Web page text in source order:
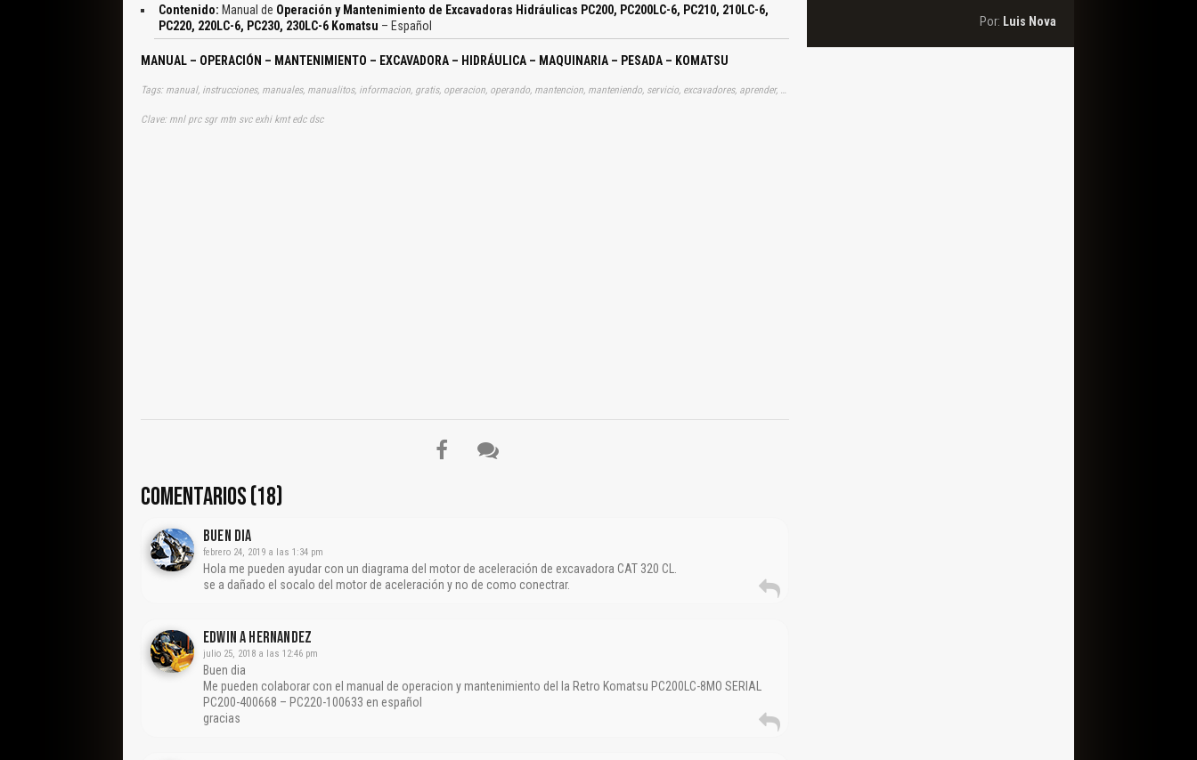
Contenido: Manual de Operación y Mantenimiento de Excavadoras Hidráulicas PC200, PC200LC-6, PC210, 210LC-6,
PC220, 220LC-6, PC230, 230LC-6 Komatsu – Español
MANUAL – OPERACIÓN – MANTENIMIENTO – EXCAVADORA – HIDRÁULICA – MAQUINARIA – PESADA – KOMATSU
Tags: manual, instrucciones, manuales, manualitos, informacion, gratis, operacion, operando, mantencion, manteniendo, servicio, excavadores, aprender, descargas
Clave: mnl prc sgr mtn svc exhi kmt edc dsc
COMENTARIOS (18)
Buen Dia
febrero 24, 2019 a las 1:34 pm
Hola me pueden ayudar con un diagrama del motor de aceleración de excavadora CAT 320 CL.
se a dañado el socalo del motor de aceleración y no de como conectrar.
Edwin A Hernandez
julio 25, 2018 a las 12:46 pm
Buen dia
Me pueden colaborar con el manual de operacion y mantenimiento del la Retro Komatsu PC200LC-8MO SERIAL
PC200-400668 – PC220-100633 en español
gracias
Por: Luis Nova